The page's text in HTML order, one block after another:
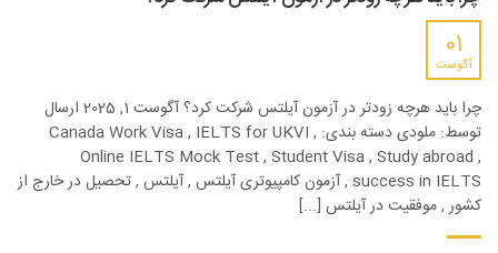
01
آگوست
چرا باید هرچه زودتر در آزمون آیلتس شرکت کرد؟ آگوست 1, 2025 ارسال
توسط: ملودی دسته بندی: Canada Work Visa , IELTS for UKVI ,
Online IELTS Mock Test , Student Visa , Study abroad ,
success in IELTS , آزمون کامپیوتری آیلتس , آیلتس , تحصیل در خارج از
کشور , موفقیت در آیلتس [...]